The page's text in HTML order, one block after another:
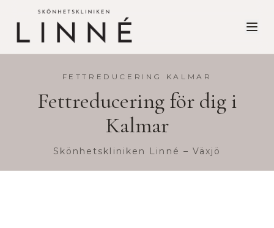
FETTREDUCERING KALMAR
Fettreduceringför dig i
Kalmar
Skönhetskliniken Linné – Växjö